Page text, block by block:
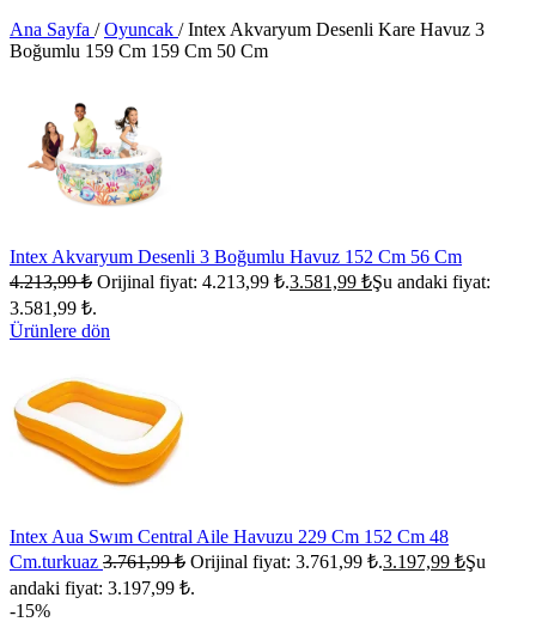
Ana Sayfa / Oyuncak / Intex Akvaryum Desenli Kare Havuz 3
Boğumlu 159 Cm 159 Cm 50 Cm
Intex Akvaryum Desenli 3 Boğumlu Havuz 152 Cm 56 Cm
4.213,99₺ Orijinal fiyat: 4.213,99 ₺.3.581,99 ₺Şu andaki fiyat:
3.581,99 ₺.
Ürünlere dön
Intex Aua Swım Central Aile Havuzu 229 Cm 152 Cm 48
Cm.turkuaz 3.761,99₺ Orijinal fiyat: 3.761,99 ₺.3.197,99 ₺Şu
andaki fiyat: 3.197,99 ₺.
-15%